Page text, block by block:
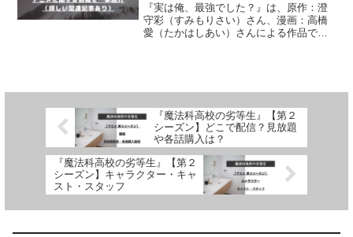
『実は俺、最強でした？』は、原作：澄
守彩（すみもりさい）さん、漫画：高橋
愛（たかはしあい）さんによる作品で
『魔法科高校の劣等生』【第２
シーズン】どこで配信？見放題
や各話購入は？
『魔法科高校の劣等生』【第２
シーズン】キャラクター・キャ
スト・スタッフ